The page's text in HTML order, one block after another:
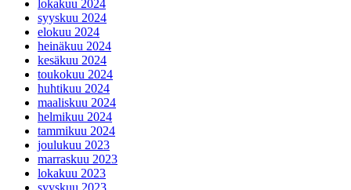
lokakuu 2024
syyskuu 2024
elokuu 2024
heinäkuu 2024
kesäkuu 2024
toukokuu 2024
huhtikuu 2024
maaliskuu 2024
helmikuu 2024
tammikuu 2024
joulukuu 2023
marraskuu 2023
lokakuu 2023
syyskuu 2023